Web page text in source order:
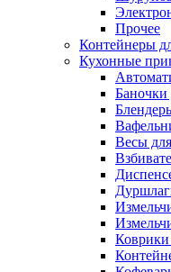
Прочее
Контейнеры
Кухонные
Баночки
Весы